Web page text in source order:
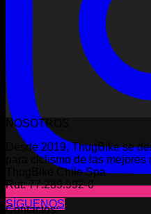
SÍGUENOS
NOSOTROS
Desde 2019, ThugBike se
para ciclismo de las
ThugBike Chile Spa
Rut: 77.289.992-0
Contactos: